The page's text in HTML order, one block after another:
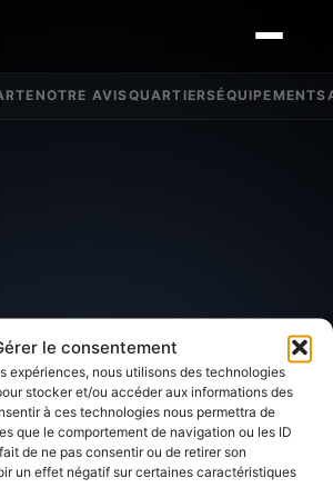
le consentement
expériences, nous utilisons des technologies
stocker et/ou accéder aux informations des
à ces technologies nous permettra de
que le comportement de navigation ou les ID
de ne pas consentir ou de retirer son
un effet négatif sur certaines caractéristiques
NOTRE AVISQUARTIERSÉQUIPEMENTS
SECTEUR D'INTÉRÊT